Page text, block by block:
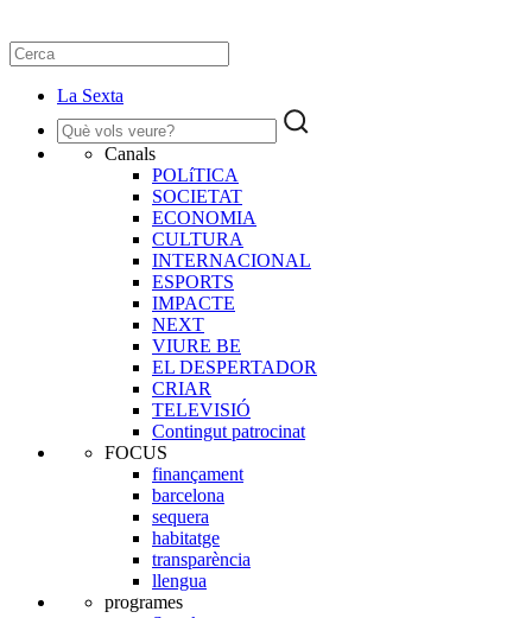
La Sexta
Canals
POLíTICA
SOCIETAT
ECONOMIA
CULTURA
INTERNACIONAL
ESPORTS
IMPACTE
NEXT
VIURE BE
EL DESPERTADOR
CRIAR
TELEVISIÓ
Contingut patrocinat
FOCUS
finançament
barcelona
sequera
habitatge
transparència
llengua
programes